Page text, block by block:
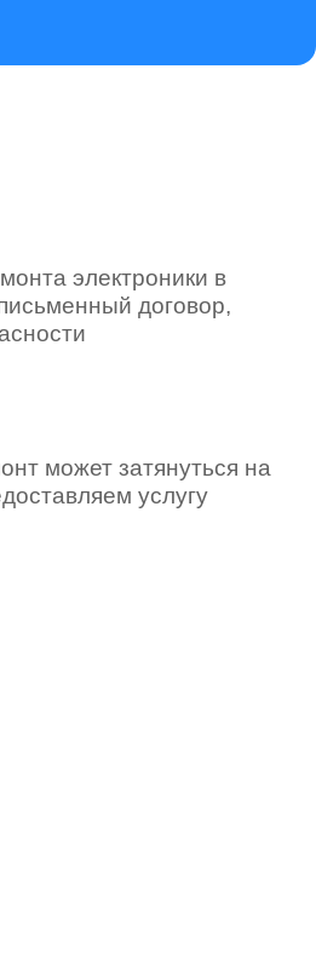
электроники в
договор,
может затянуться на
услугу